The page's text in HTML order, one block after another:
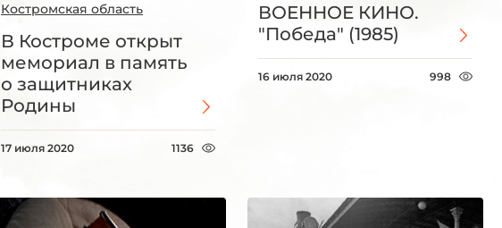
Костромская область
В Костроме открыт
мемориал в память
о защитниках
Родины
17 июля 2020 1136
ВОЕННОЕ КИНО.
"Победа" (1985)
16 июля 2020 998